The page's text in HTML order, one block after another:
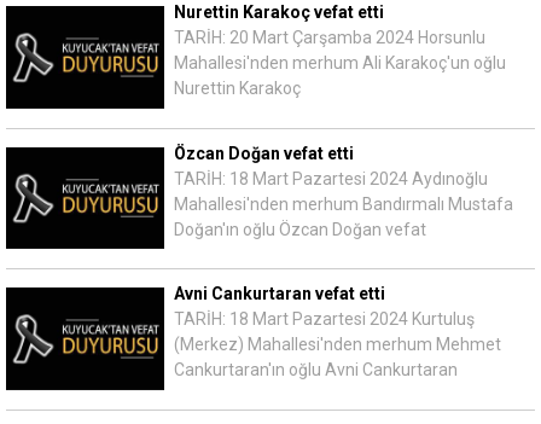
Nurettin Karakoç vefat etti
TARİH: 20 Mart Çarşamba 2024 Horsunlu
Mahallesi'nden merhum Ali Karakoç'un oğlu
Nurettin Karakoç
Özcan Doğan vefat etti
TARİH: 18 Mart Pazartesi 2024 Aydınoğlu
Mahallesi'nden merhum Bandırmalı Mustafa
Doğan'ın oğlu Özcan Doğan vefat
Avni Cankurtaran vefat etti
TARİH: 18 Mart Pazartesi 2024 Kurtuluş
(Merkez) Mahallesi'nden merhum Mehmet
Cankurtaran'ın oğlu Avni Cankurtaran